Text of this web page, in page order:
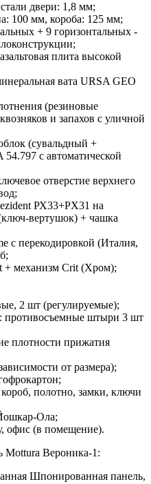
двери: 1,8 мм;
100 мм, короба: 125 мм;
+ 9 горизонтальных -
плита высокой
вата URSA GEO
(резиновые
и запахов с уличной
(сувальдный +
с автоматической
отверстие верхнего
РХ33+PХ31 на
вертушок) + чашка
с перекодировкой (Италия,
+ механизм Crit (Хром);
2 шт (регулируемые);
противосъемные штыри 3 шт
плотности прижатия
от размера);
полотно, замки, ключи
Ола;
офис (в помещение).
Mottura Вероника-1:
Шпонированная панель,